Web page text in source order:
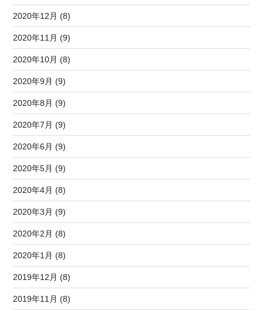
2020年12月 (8)
2020年11月 (9)
2020年10月 (8)
2020年9月 (9)
2020年8月 (9)
2020年7月 (9)
2020年6月 (9)
2020年5月 (9)
2020年4月 (8)
2020年3月 (9)
2020年2月 (8)
2020年1月 (8)
2019年12月 (8)
2019年11月 (8)